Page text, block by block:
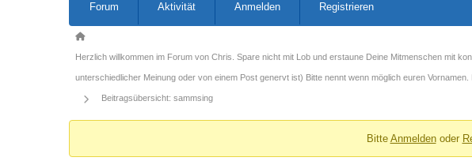
Navigation
Forum Aktivität Anmelden Registrieren
Forum-
Breadcrumbs
-
Du
Herzlich willkommen im Forum von Chris. Spare nicht mit Lob und erstaune Deine Mitmenschen mit
unterschiedlicher Meinung oder von einem Post genervt ist) Bitte nennt wenn möglich euren
Beitragsübersicht: sammsing
Bitte Anmeldenoder